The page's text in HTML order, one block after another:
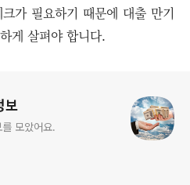
가 필요하기 때문에 대출 만기
게 살펴야 합니다.
보
모았어요.